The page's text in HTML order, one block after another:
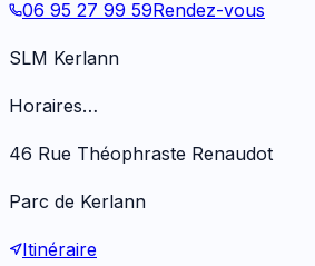
06 95 27 99 59Rendez-vous
SLM Kerlann
Horaires…
46 Rue Théophraste Renaudot
Parc de Kerlann
Itinéraire